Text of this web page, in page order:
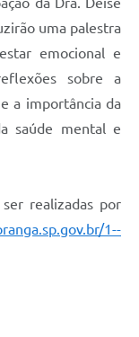
uma palestra
emocional e
sobre a
a importância da
saúde mental e
realizadas por
1--